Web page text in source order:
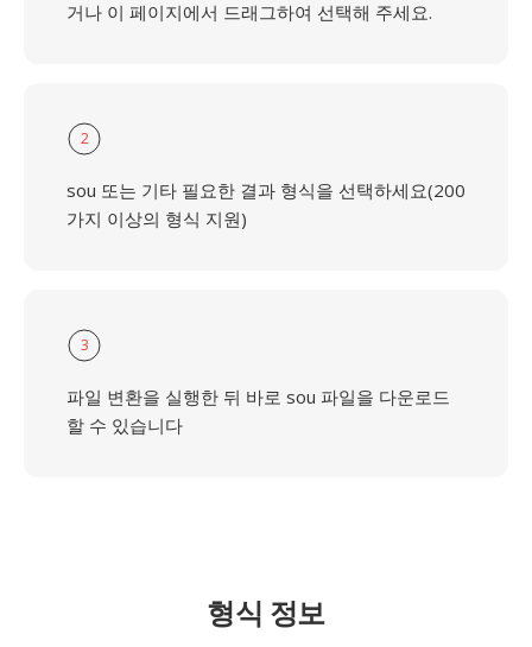
거나 이 페이지에서 드래그하여 선택해 주세요.
2
sou 또는 기타 필요한 결과 형식을 선택하세요(200
가지 이상의 형식 지원)
3
파일 변환을 실행한 뒤 바로 sou 파일을 다운로드
할 수 있습니다
형식 정보